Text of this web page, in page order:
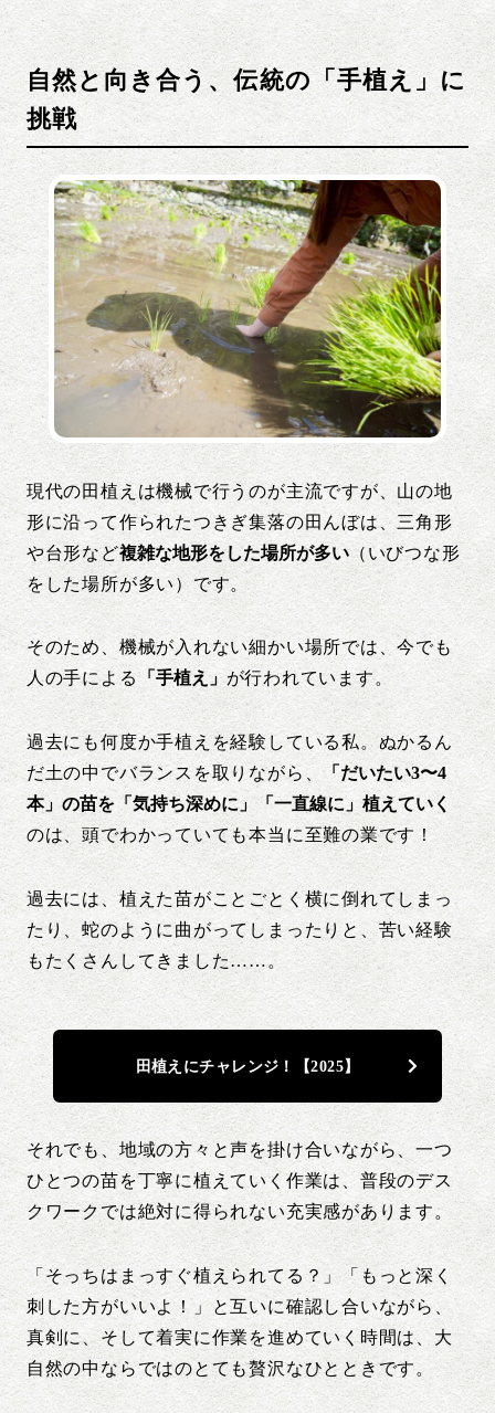
自然と向き合う、伝統の「手植え」に
挑戦
現代の田植えは機械で行うのが主流ですが、山の地
形に沿って作られたつきぎ集落の田んぼは、三角形
や台形など複雑な地形をした場所が多い（いびつな形
をした場所が多い）です。
そのため、機械が入れない細かい場所では、今でも
人の手による 「手植え」が行われています。
過去にも何度か手植えを経験している私。ぬかるん
だ土の中でバランスを取りながら、「だいたい3〜4
本」の苗を「気持ち深めに」「一直線に」植えていく
のは、頭でわかっていても本当に至難の業です！
過去には、植えた苗がことごとく横に倒れてしまっ
たり、蛇のように曲がってしまったりと、苦い経験
もたくさんしてきました……。
田植えにチャレンジ！【2025】
それでも、地域の方々と声を掛け合いながら、一つ
ひとつの苗を丁寧に植えていく作業は、普段のデス
クワークでは絶対に得られない充実感があります。
「そっちはまっすぐ植えられてる？」「もっと深く
刺した方がいいよ！」と互いに確認し合いながら、
真剣に、そして着実に作業を進めていく時間は、大
自然の中ならではのとても贅沢なひとときです。